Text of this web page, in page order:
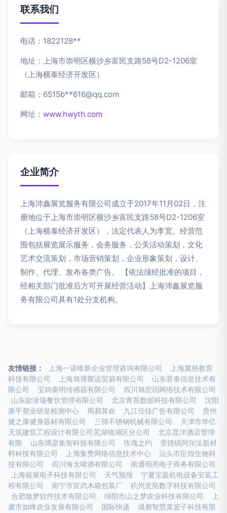
联系我们
电话：1822128**
地址：上海市崇明区横沙乡富民支路58号D2-1206室
（上海横泰经济开发区）
邮箱：6515b**616@qq.com
网址： www.hwyth.com
企业简介
上海沛鑫展览服务有限公司成立于2017年11月02日，注
册地位于上海市崇明区横沙乡富民支路58号D2-1206室
（上海横泰经济开发区），法定代表人为李宽。经营范
围包括展览展示服务，会务服务，公关活动策划，文化
艺术交流策划，市场营销策划，企业形象策划，设计、
制作、代理、发布各类广告。 【依法须经批准的项目，
经相关部门批准后方可开展经营活动】上海沛鑫展览服
务有限公司具有1处分支机构。
友情链接： 上海一诺唯新企业管理咨询有限公司
上海冀慈教育
科技有限公司
上海旭博耀远贸易有限公司
山东君泰信息技术有
限公司
宝鸡秦明传感器有限公司
四川旭宏玥网络技术有限公司
山东欲珍馐餐饮管理有限公司
北京青苔数据科技有限公司
沈阳
康平塑业研发检测中心
周易算命 九江佳佳广告有限公司
贵州
健之康健身器材有限公司
三得不锈钢机械有限公司
天津市华亿
天筑建筑工程设计有限公司芜湖镜湖区分公司
北京昆洋酒店管理
有限
山东博彦集智科技有限公司 玫瑰之约
景德镇阿尔法新材
料科技有限公司
上海集赞网络信息技术中心
汕头市臣煌生物科
技有限公司
四川海太啤酒有限公司
南通明亮电子商务有限公司
上海兢展电子科技有限公司
天气预报
宁夏宝盈机电设备安装工
程有限公司
南宁市宣武木箱包装厂
杭州意拓数字科技有限公司
合肥微梦软件技术有限公司
绵阳市山之梦农业科技有限公司
上
虞市如峰农业发展有限公司
国际快递
成都智慧菜篮子科技有限